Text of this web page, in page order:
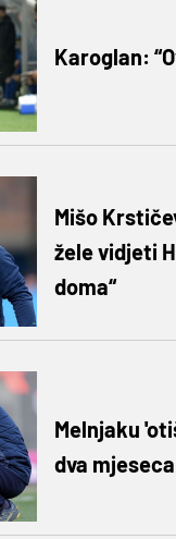
Karoglan:
Mišo
žele vidjeti
doma“
Melnjaku
dva